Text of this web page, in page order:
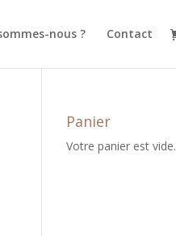
nous ? Contact
Panier
Votre panier est vide.